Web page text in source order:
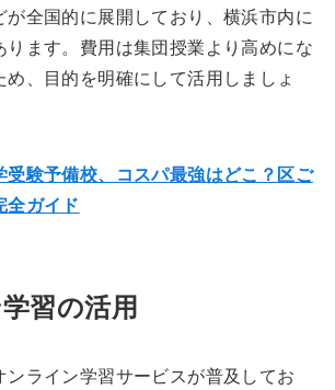
が全国的に展開しており、横浜市内に
ります。費用は集団授業より高めにな
め、目的を明確にして活用しましょ
受験予備校、コスパ最強はどこ？区ご
全ガイド
習の活用
ライン学習サービスが普及してお